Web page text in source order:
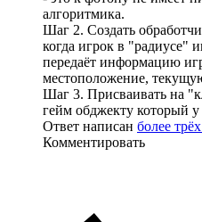
алгоритмика.
Шаг 2. Создать
когда игрок в "радиусе"
передаёт информацию
местоположение,
Шаг 3. Присваивать на
гейм обджекту который
Ответ написан более
Комментировать